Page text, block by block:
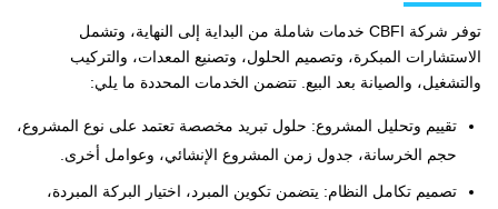
توفر شركة CBFI خدمات شاملة من البداية إلى النهاية، وتشمل
الاستشارات المبكرة، وتصميم الحلول، وتصنيع المعدات، والتركيب
والتشغيل، والصيانة بعد البيع. تتضمن الخدمات المحددة ما يلي:
تقييم وتحليل المشروع: حلول تبريد مخصصة تعتمد على نوع المشروع،
حجم الخرسانة، جدول زمن المشروع الإنشائي، وعوامل أخرى.
تصميم تكامل النظام: يتضمن تكوين المبرد، اختيار البركة المبردة،